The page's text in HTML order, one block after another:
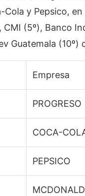
Cola y Pepsico,
CMI (5º), Banco
Guatemala (10º)
Empresa
PROGRESO
COCA-
PEPSICO